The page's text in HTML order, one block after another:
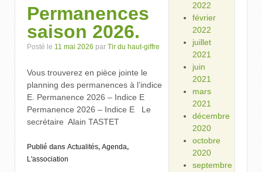
Permanences
saison 2026.
Posté le 11 mai 2026 par Tir du haut-giffre
Vous trouverez en pièce jointe le
planning des permanences à l’indice
E. Permanence 2026 – Indice E
Permanence 2026 – Indice E Le
secrétaire Alain TASTET
Publié dans Actualités, Agenda,
L'association
2022
février
2022
juillet
2021
juin
2021
mars
2021
décembre
2020
octobre
2020
septembre